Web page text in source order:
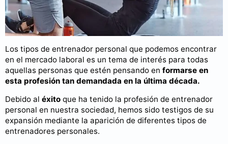
Los tipos de entrenador personal que podemos encontrar
en el mercado laboral es un tema de interés para todas
aquellas personas que estén pensando en formarse en
esta profesión tan demandada en la última década.
Debido al éxito que ha tenido la profesión de entrenador
personal en nuestra sociedad, hemos sido testigos de su
expansión mediante la aparición de diferentes tipos de
entrenadores personales.